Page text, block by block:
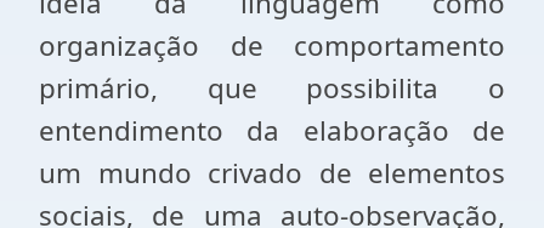
organização de comportamento
primário, que possibilita o
entendimento da elaboração de
um mundo crivado de elementos
sociais, de uma auto-observação,